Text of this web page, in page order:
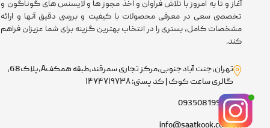
آغاز و تا به امروز با تلاش فراوان و اخذ مجوز ها و لایسنس های گوناگون و
تخصصی سعی در معرفی محصولات با کیفیت و بررسی دقیق آنها و ارائه
مشخصات کامل، بستری را در انتخاب بهترین گزینه برای شما عزیزان فراهم
کند.
تهران،جنت آبادجنوبی،مرکز تجاری سمرقند،طبقه همکفA،پلاک68،
گالری ساعت کوک | کد پستی: ۱۴۷۴۷۱۹۷۳۸
09350819918